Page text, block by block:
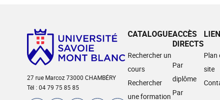
27 rue Marcoz 73000 CHAMBÉRY
Tél : 04 79 75 85 85
CATALOGUE
Rechercher un
cours
Rechercher
une formation
ACCÈS
DIRECTS
Par
diplôme
Par
Plan
site